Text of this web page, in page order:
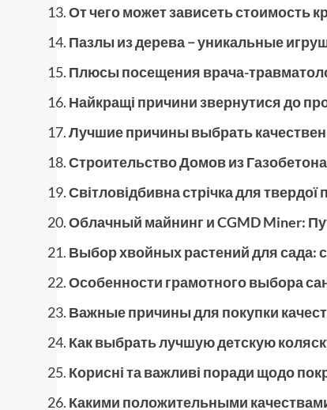
От чего может зависеть стоимость
Пазлы из дерева − уникальные
Плюсы посещения врача-
Найкращі причини звернутися до
Лучшие причины выбрать
Строительство Домов из
Світловідбивна стрічка для твердої
Облачный майнинг и CGMD Miner:
Выбор хвойных растений для сада:
Особенности грамотного выбора
Важные причины для покупки
Как выбрать лучшую детскую
Корисні та важливі поради щодо
Какими положительными